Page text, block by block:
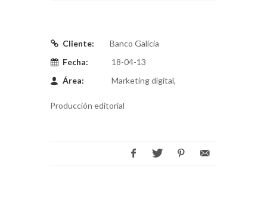
Cliente:
Banco Galicia
Fecha:
18-04-13
Área:
Marketing digital,
Producción editorial